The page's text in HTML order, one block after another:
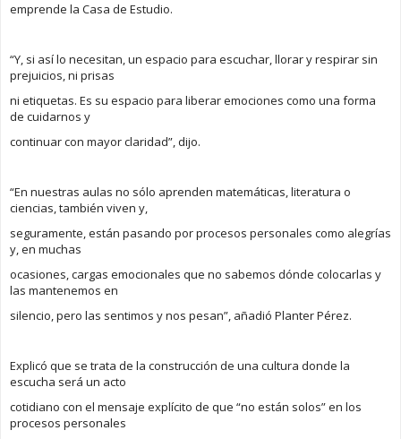
emprende la Casa de Estudio.
“Y, si así lo necesitan, un espacio para escuchar, llorar y respirar sin
prejuicios, ni prisas
ni etiquetas. Es su espacio para liberar emociones como una forma
de cuidarnos y
continuar con mayor claridad”, dijo.
“En nuestras aulas no sólo aprenden matemáticas, literatura o
ciencias, también viven y,
seguramente, están pasando por procesos personales como alegrías
y, en muchas
ocasiones, cargas emocionales que no sabemos dónde colocarlas y
las mantenemos en
silencio, pero las sentimos y nos pesan”, añadió Planter Pérez.
Explicó que se trata de la construcción de una cultura donde la
escucha será un acto
cotidiano con el mensaje explícito de que “no están solos” en los
procesos personales